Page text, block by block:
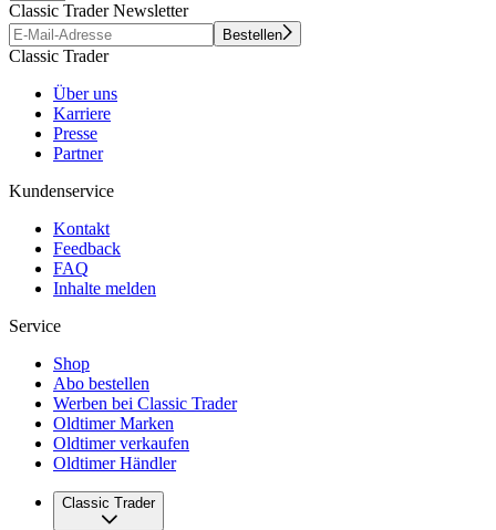
Classic Trader Newsletter
Bestellen
Classic Trader
Über uns
Karriere
Presse
Partner
Kundenservice
Kontakt
Feedback
FAQ
Inhalte melden
Service
Shop
Abo bestellen
Werben bei Classic Trader
Oldtimer Marken
Oldtimer verkaufen
Oldtimer Händler
Classic Trader